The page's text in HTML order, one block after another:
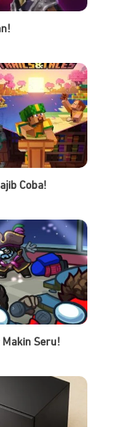
Coba!
Makin Seru!